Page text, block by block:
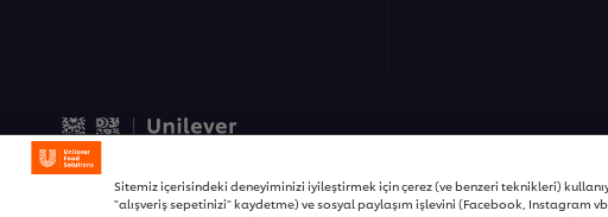
Sitemiz içerisindeki deneyiminizi iyileştirmek için çerez (ve benzeri teknikleri)
"alışveriş sepetinizi" kaydetme) ve sosyal paylaşım işlevini (Facebook, Instagram